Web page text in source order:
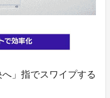
」指でスワイプする